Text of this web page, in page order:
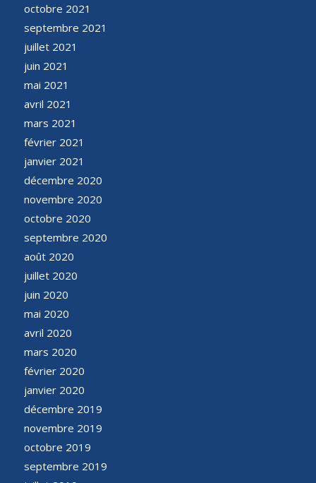
octobre 2021
septembre 2021
juillet 2021
juin 2021
mai 2021
avril 2021
mars 2021
février 2021
janvier 2021
décembre 2020
novembre 2020
octobre 2020
septembre 2020
août 2020
juillet 2020
juin 2020
mai 2020
avril 2020
mars 2020
février 2020
janvier 2020
décembre 2019
novembre 2019
octobre 2019
septembre 2019